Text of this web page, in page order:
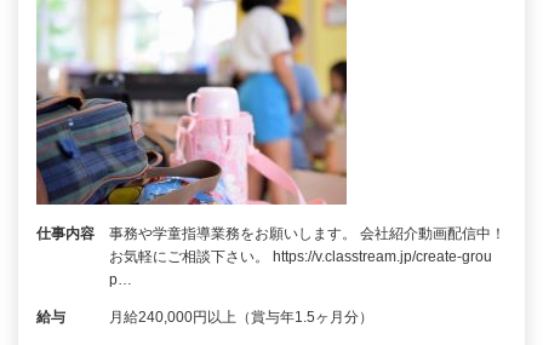
仕事内容
事務や学童指導業務をお願いします。 会社紹介動画配信中！
お気軽にご相談下さい。 https://v.classtream.jp/create-grou
p…
給与 月給240,000円以上（賞与年1.5ヶ月分）